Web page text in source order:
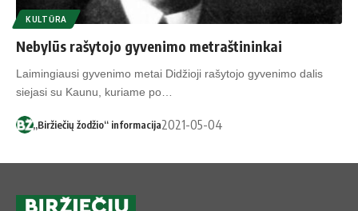
KULTŪRA
Nebylūs rašytojo gyvenimo metraštininkai
Laimingiausi gyvenimo metai Didžioji rašytojo gyvenimo dalis
siejasi su Kaunu, kuriame po…
„Biržiečių žodžio“ informacija2021-05-04